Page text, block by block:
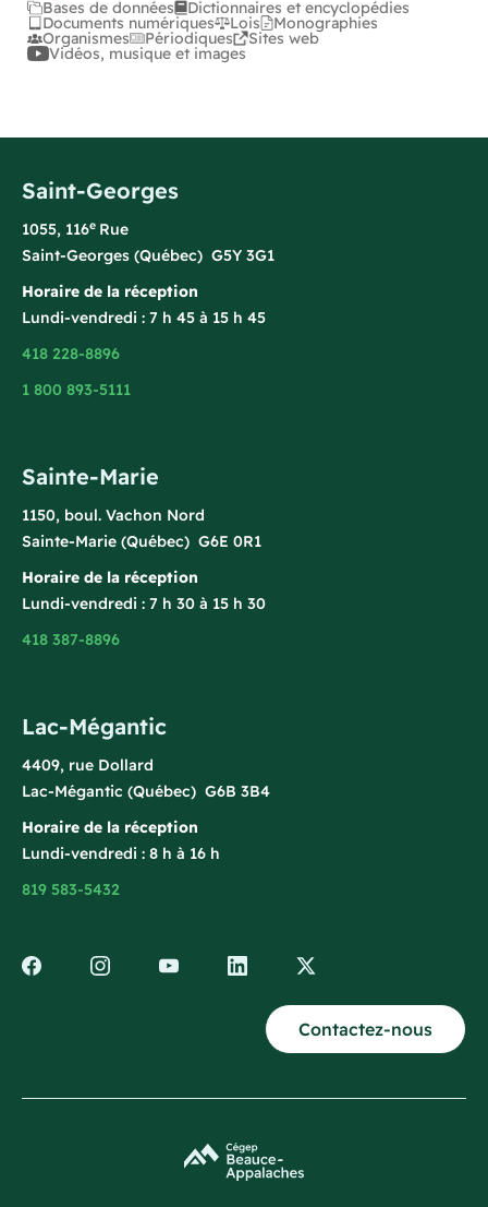
Bases de données Dictionnaires et encyclopédies
Documents numériques Lois Monographies
Organismes Périodiques Sites web
Vidéos, musique et images
Saint-Georges
1055, 116e Rue
Saint-Georges (Québec) G5Y 3G1
Horaire de la réception
Lundi-vendredi : 7 h 45 à 15 h 45
418 228-8896
1 800 893-5111
Sainte-Marie
1150, boul. Vachon Nord
Sainte-Marie (Québec) G6E 0R1
Horaire de la réception
Lundi-vendredi : 7 h 30 à 15 h 30
418 387-8896
Lac-Mégantic
4409, rue Dollard
Lac-Mégantic (Québec) G6B 3B4
Horaire de la réception
Lundi-vendredi : 8 h à 16 h
819 583-5432
Contactez-nous